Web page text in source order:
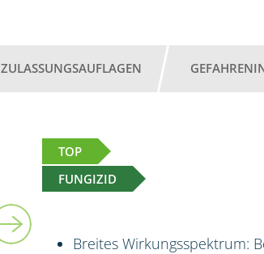
ZULASSUNGSAUFLAGEN
TOP
FUNGIZID
Breites Wirkungsspektrum: